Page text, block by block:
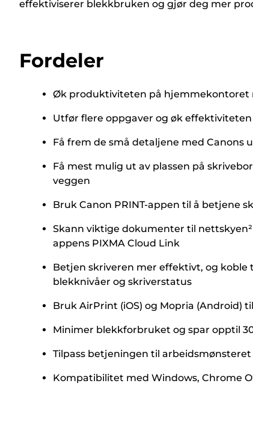
effektiviserer blekkbruken og gjør deg mer
Fordeler
Øk produktiviteten på hjemmekontoret
Utfør flere oppgaver og øk
Få frem de små detaljene med Canons
Få mest mulig ut av plassen på
veggen
Bruk Canon PRINT-appen til å betjene
Skann viktige dokumenter til nettskyen²
appens PIXMA Cloud Link
Betjen skriveren mer effektivt, og
blekknivåer og skriverstatus
Bruk AirPrint (iOS) og Mopria (Android)
Minimer blekkforbruket og spar opptil
Tilpass betjeningen til
Kompatibilitet med Windows, Chrome